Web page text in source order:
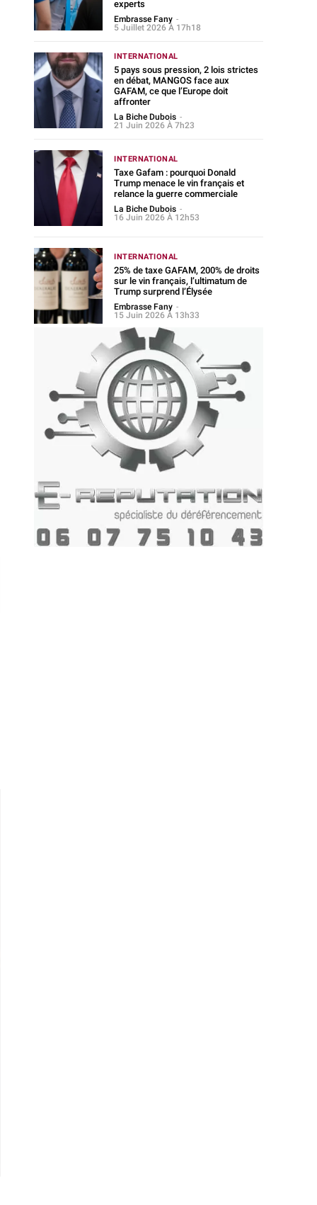
experts
Embrasse Fany -
5 Juillet 2026 À 17h18
INTERNATIONAL
5 pays sous pression, 2 lois strictes
en débat, MANGOS face aux
GAFAM, ce que l’Europe doit
affronter
La Biche Dubois -
21 Juin 2026 À 7h23
INTERNATIONAL
Taxe Gafam : pourquoi Donald
Trump menace le vin français et
relance la guerre commerciale
La Biche Dubois -
16 Juin 2026 À 12h53
INTERNATIONAL
25% de taxe GAFAM, 200% de droits
sur le vin français, l’ultimatum de
Trump surprend l’Élysée
Embrasse Fany -
15 Juin 2026 À 13h33